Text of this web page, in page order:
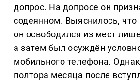
допрос. На допросе он
содеянном. Выяснилось, что
он освободился из мест
а затем был осуждён
мобильного телефона.
полтора месяца после